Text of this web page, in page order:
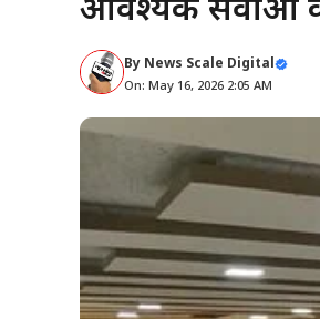
आवश्यक सेवाओं को
By News Scale Digital
On: May 16, 2026 2:05 AM